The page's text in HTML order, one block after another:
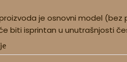
je osnovni model
biti isprintan u unutrašnjosti